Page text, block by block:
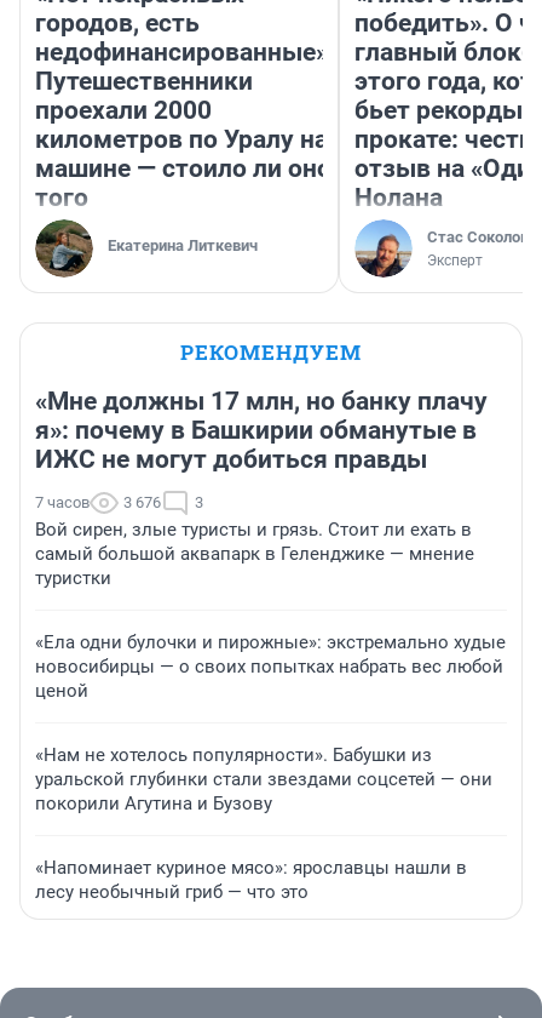
городов, есть
недофинансированные».
Путешественники
проехали 2000
километров по Уралу на
машине — стоило ли оно
того
Екатерина Литкевич
победить». О
главный
этого года,
бьет рекорды в
прокате:
отзыв на
Нолана
Стас Соколов
Эксперт
РЕКОМЕНДУЕМ
«Мне должны 17 млн, но банку плачу
я»: почему в Башкирии обманутые в
ИЖС не могут добиться правды
7 часов 3 676 3
Вой сирен, злые туристы и грязь. Стоит ли ехать в
самый большой аквапарк в Геленджике — мнение
туристки
«Ела одни булочки и пирожные»: экстремально худые
новосибирцы — о своих попытках набрать вес любой
ценой
«Нам не хотелось популярности». Бабушки из
уральской глубинки стали звездами соцсетей — они
покорили Агутина и Бузову
«Напоминает куриное мясо»: ярославцы нашли в
лесу необычный гриб — что это